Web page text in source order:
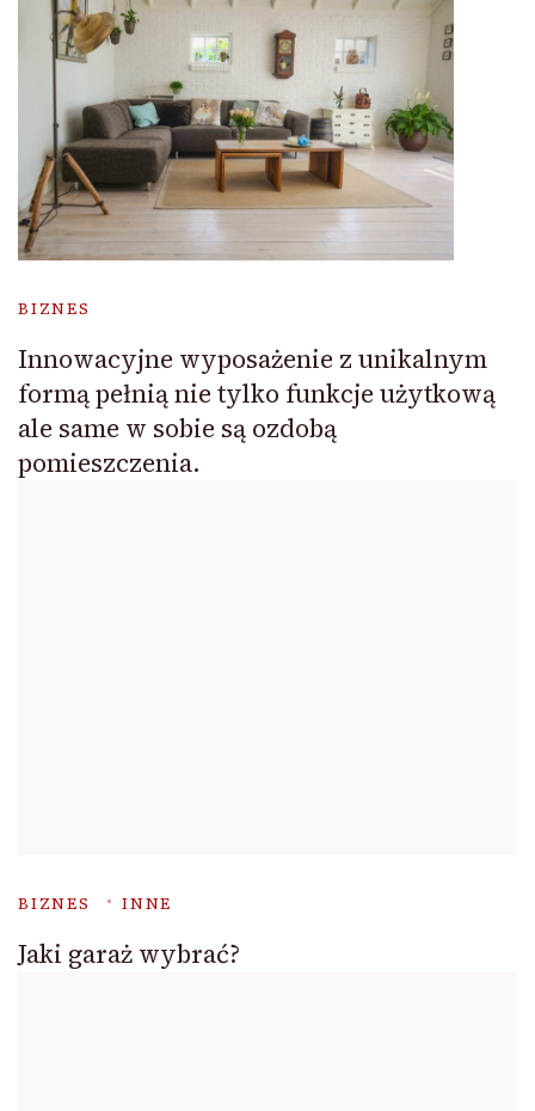
BIZNES
Innowacyjne wyposażenie z unikalnym
formą pełnią nie tylko funkcje użytkową
ale same w sobie są ozdobą
pomieszczenia.
BIZNES INNE
Jaki garaż wybrać?